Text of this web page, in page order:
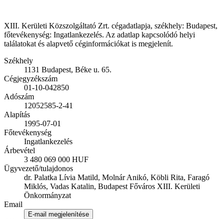
XIII. Kerületi Közszolgáltató Zrt. cégadatlapja, székhely: Budapest,
főtevékenység: Ingatlankezelés. Az adatlap kapcsolódó helyi
találatokat és alapvető céginformációkat is megjelenít.
Székhely
1131 Budapest, Béke u. 65.
Cégjegyzékszám
01-10-042850
Adószám
12052585-2-41
Alapítás
1995-07-01
Főtevékenység
Ingatlankezelés
Árbevétel
3 480 069 000 HUF
Ügyvezető/tulajdonos
dr. Palatka Lívia Matild, Molnár Anikó, Köbli Rita, Faragó
Miklós, Vadas Katalin, Budapest Főváros XIII. Kerületi
Önkormányzat
Email
E-mail megjelenítése